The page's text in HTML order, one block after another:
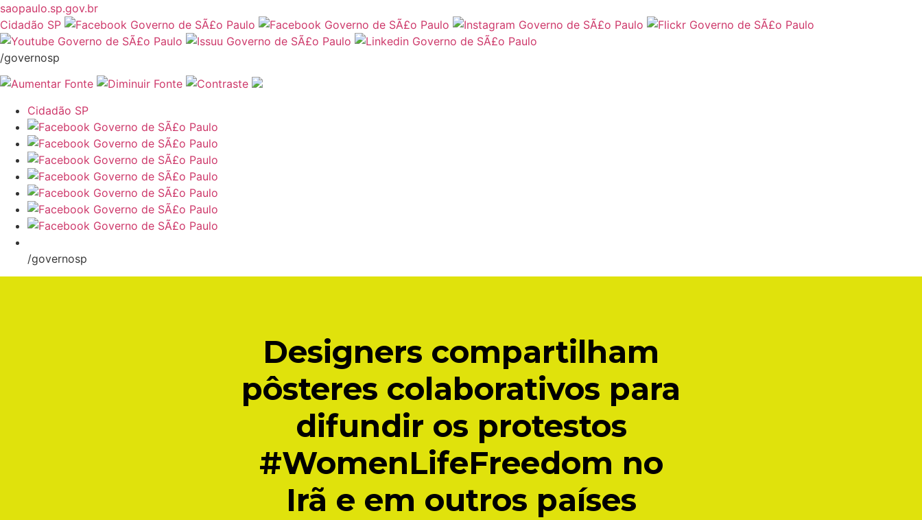
saopaulo.sp.gov.br
Cidadão SP
/governosp
Cidadão SP
/governosp
Designers compartilham
pôsteres colaborativos para
difundir os protestos
#WomenLifeFreedom no
Irã e em outros países